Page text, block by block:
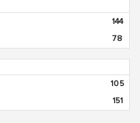
144
78
105
151